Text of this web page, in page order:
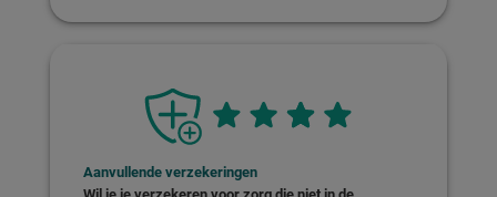
Aanvullende verzekeringen